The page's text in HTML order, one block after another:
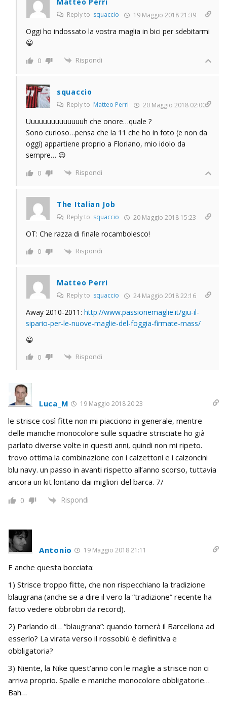
Reply to squaccio 19 Maggio 2018 21:39
Oggi ho indossato la vostra maglia in bici per sdebitarmi
😀
0 Rispondi
squaccio
Reply to Matteo Perri 20 Maggio 2018 02:00
Uuuuuuuuuuuuuuh che onore…quale ?
Sono curioso…pensa che la 11 che ho in foto (e non da
oggi) appartiene proprio a Floriano, mio idolo da
sempre… 😉
0 Rispondi
The Italian Job
Reply to squaccio 20 Maggio 2018 15:23
OT: Che razza di finale rocambolesco!
0 Rispondi
Matteo Perri
Reply to squaccio 24 Maggio 2018 22:16
Away 2010-2011: http://www.passionemaglie.it/giu-il-
sipario-per-le-nuove-maglie-del-foggia-firmate-mass/
😀
0 Rispondi
Luca_M 19 Maggio 2018 20:23
le strisce così fitte non mi piacciono in generale, mentre
delle maniche monocolore sulle squadre strisciate ho già
parlato diverse volte in questi anni, quindi non mi ripeto.
trovo ottima la combinazione con i calzettoni e i calzoncini
blu navy. un passo in avanti rispetto all’anno scorso, tuttavia
ancora un kit lontano dai migliori del barca. 7/
0 Rispondi
Antonio 19 Maggio 2018 21:11
E anche questa bocciata:
1) Strisce troppo fitte, che non rispecchiano la tradizione
blaugrana (anche se a dire il vero la “tradizione” recente ha
fatto vedere obbrobri da record).
2) Parlando di… “blaugrana”: quando tornerà il Barcellona ad
esserlo? La virata verso il rossoblù è definitiva e
obbligatoria?
3) Niente, la Nike quest’anno con le maglie a strisce non ci
arriva proprio. Spalle e maniche monocolore obbligatorie…
Bah…